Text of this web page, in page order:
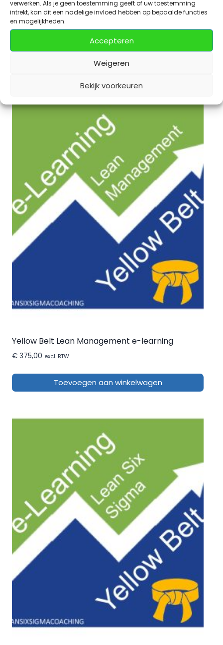
verwerken. Als je geen toestemming geeft of uw toestemming
intrekt, kan dit een nadelige invloed hebben op bepaalde functies
en mogelijkheden.
Accepteren
Weigeren
Bekijk voorkeuren
Yellow Belt Lean Management Training
Toevoegen aan winkelwagen
Yellow Belt Lean Management e-learning
€ 375,00 excl. BTW
Toevoegen aan winkelwagen